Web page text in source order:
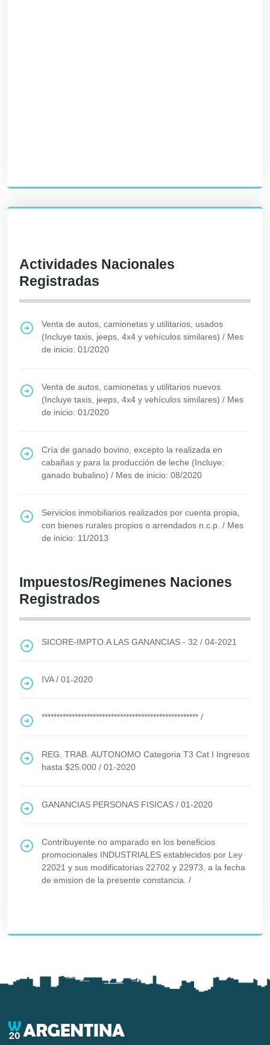
Actividades Nacionales
Registradas
Venta de autos, camionetas y utilitarios, usados
(Incluye taxis, jeeps, 4x4 y vehículos similares) / Mes
de inicio: 01/2020
Venta de autos, camionetas y utilitarios nuevos
(Incluye taxis, jeeps, 4x4 y vehículos similares) / Mes
de inicio: 01/2020
Cría de ganado bovino, excepto la realizada en
cabañas y para la producción de leche (Incluye:
ganado bubalino) / Mes de inicio: 08/2020
Servicios inmobiliarios realizados por cuenta propia,
con bienes rurales propios o arrendados n.c.p. / Mes
de inicio: 11/2013
Impuestos/Regimenes Naciones
Registrados
SICORE-IMPTO.A LAS GANANCIAS - 32 / 04-2021
IVA/ 01-2020
**************************************************** /
REG. TRAB. AUTONOMO Categoria T3 Cat I Ingresos
hasta $25.000 / 01-2020
GANANCIAS PERSONAS FISICAS / 01-2020
Contribuyente no amparado en los beneficios
promocionales INDUSTRIALES establecidos por Ley
22021 y sus modificatorias 22702 y 22973, a la fecha
de emision de la presente constancia. /